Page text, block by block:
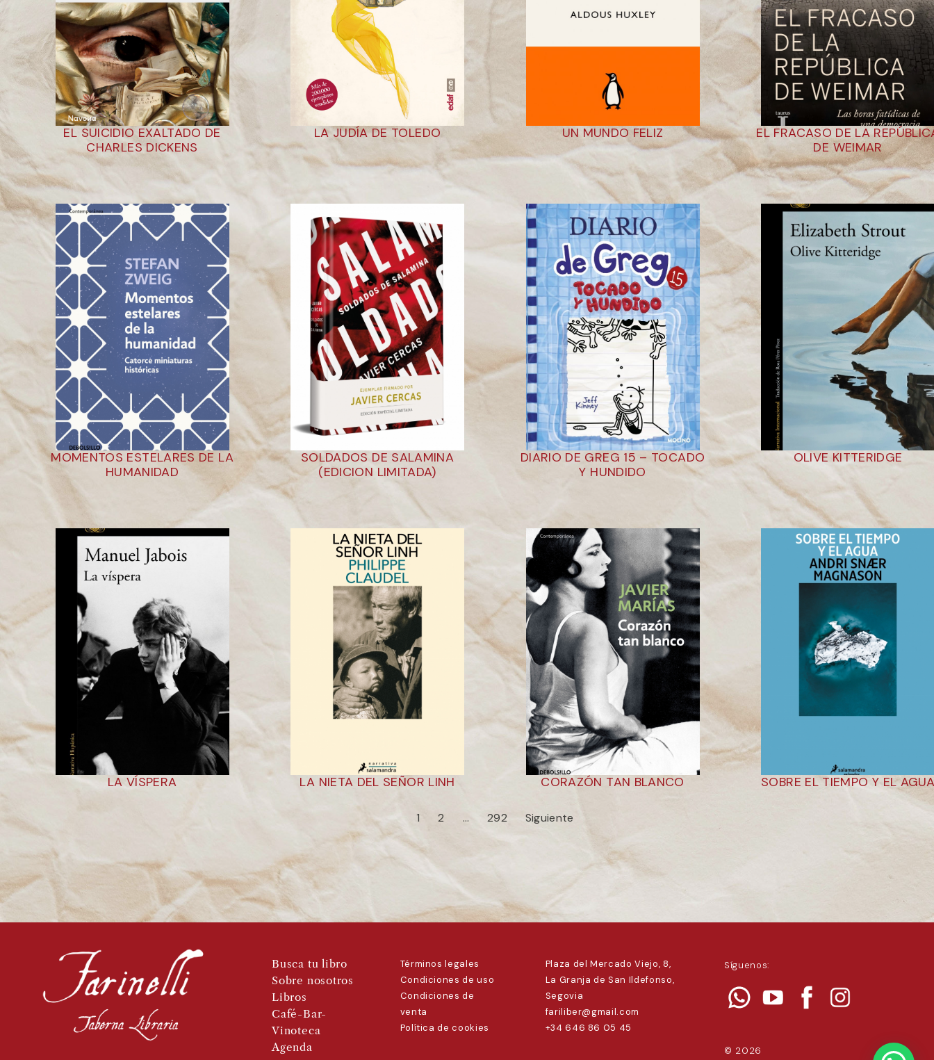
EL SUICIDIO EXALTADO DE
CHARLES DICKENS
LA JUDÍA DE TOLEDO UN MUNDO FELIZ
EL FRACASO DE LA
DE WEIMAR
MOMENTOS ESTELARES DE LA
HUMANIDAD
SOLDADOS DE SALAMINA
(EDICION LIMITADA)
DIARIO DE GREG 15 – TOCADO
Y HUNDIDO
OLIVE KITTERIDGE
LA VÍSPERA LA NIETA DEL SEÑOR LINH CORAZÓN TAN BLANCO SOBRE EL TIEMPO Y EL
1 2 … 292 Siguiente
Busca tu libro
Sobre nosotros
Libros
Café-Bar-
Vinoteca
Agenda
Términos legales
Condiciones de uso
Condiciones de
venta
Política de cookies
Plaza del Mercado Viejo, 8,
La Granja de San Ildefonso,
Segovia
fariliber@gmail.com
+34 646 86 05 45
Síguenos:
© 2026